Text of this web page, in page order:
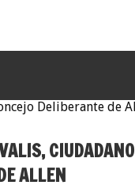
CIUDADANO
ALLEN